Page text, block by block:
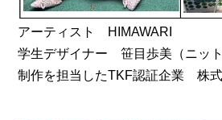
アーティスト HIMAWARI
学生デザイナー 笹目歩美（ニット
制作を担当したTKF認証企業 株